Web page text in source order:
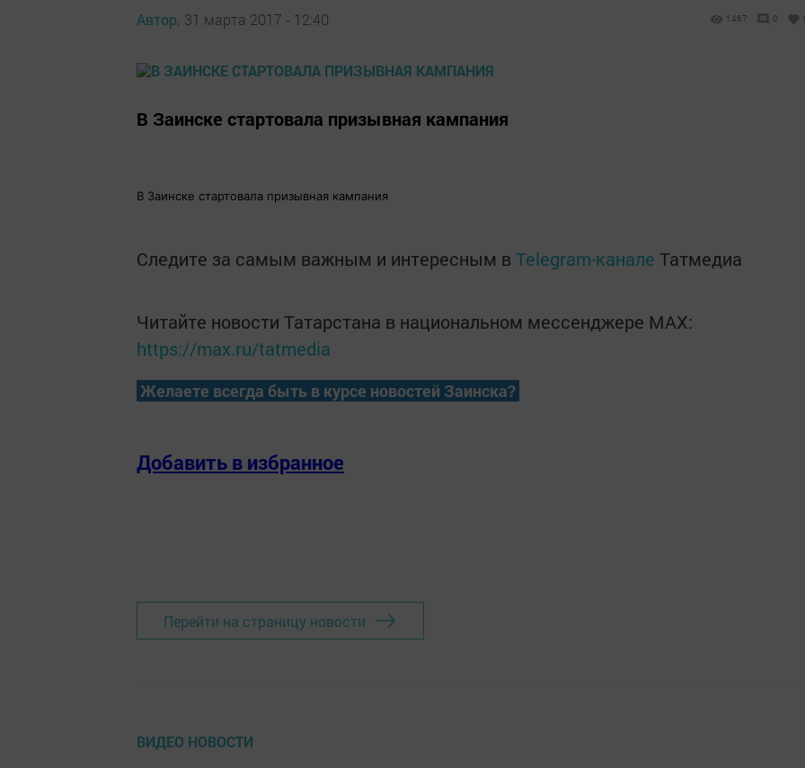
Автор, 31 марта 2017 - 12:40 1467 0
В Заинске стартовала призывная кампания
В Заинске стартовала призывная кампания
Следите за самым важным и интересным в Telegram-канале Татмедиа
Читайте новости Татарстана в национальном мессенджере MАХ:
https://max.ru/tatmedia
Желаете всегда быть в курсе новостей Заинска?
Добавить в избранное
Перейти на страницу новости
ВИДЕО НОВОСТИ